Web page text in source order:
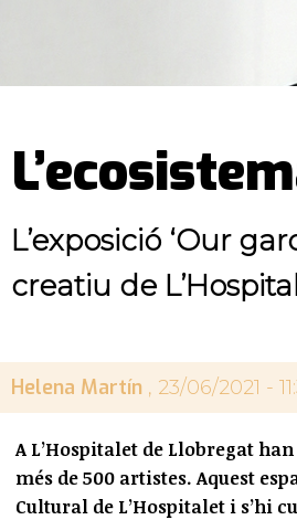
L’exposició ‘Our
creatiu de
Helena Martín , 23/06/2021 -
A L’Hospitalet de Llobregat
més de 500 artistes. Aquest
Cultural de L’Hospitalet i s’hi